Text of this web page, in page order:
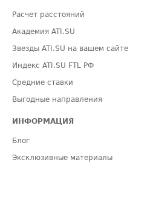
Расчет расстояний
Академия ATI.SU
Звезды ATI.SU на вашем сайте
Индекс ATI.SU FTL РФ
Средние ставки
Выгодные направления
ИНФОРМАЦИЯ
Блог
Эксклюзивные материалы